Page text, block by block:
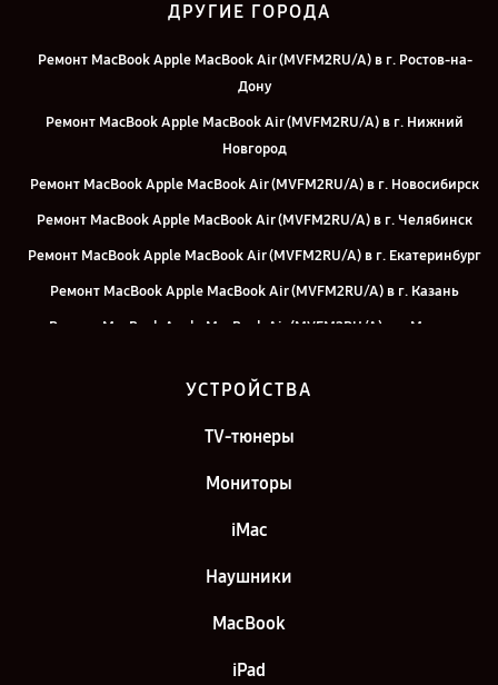
ДРУГИЕ ГОРОДА
Ремонт MacBook Apple MacBook Air (MVFM2RU/A) в г. Ростов-на-
Дону
Ремонт MacBook Apple MacBook Air (MVFM2RU/A) в г. Нижний
Новгород
Ремонт MacBook Apple MacBook Air (MVFM2RU/A) в г. Новосибирск
Ремонт MacBook Apple MacBook Air (MVFM2RU/A) в г. Челябинск
Ремонт MacBook Apple MacBook Air (MVFM2RU/A) в г. Екатеринбург
Ремонт MacBook Apple MacBook Air (MVFM2RU/A) в г. Казань
Ремонт MacBook Apple MacBook Air (MVFM2RU/A) в г. Москва
Петербург
УСТРОЙСТВА
TV-тюнеры
Мониторы
iMac
Наушники
MacBook
iPad